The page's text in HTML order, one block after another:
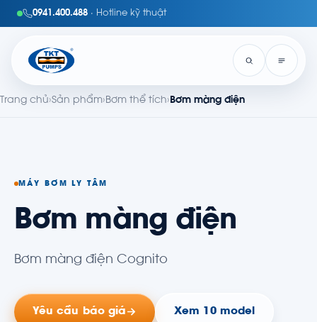
0941.400.488 · Hotline kỹ thuật
Trang chủ›Sản phẩm›Bơm thể tích›Bơm màng điện
MÁY BƠM LY TÂM
Bơm màng điện
Bơm màng điện Cognito
Yêu cầu báo giá Xem 10 model